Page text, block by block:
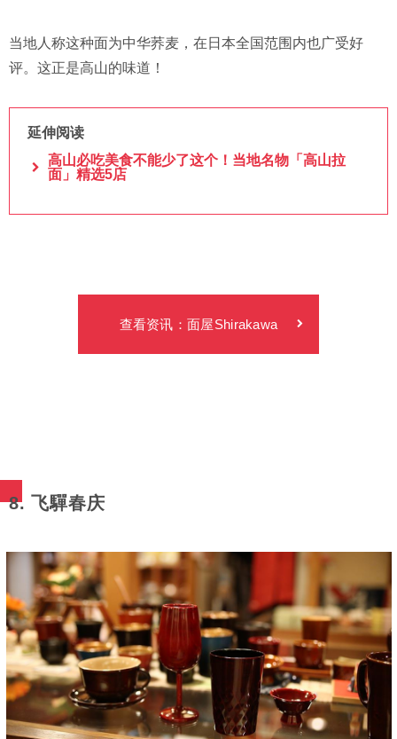
当地人称这种面为中华荞麦，在日本全国范围内也广受好
评。这正是高山的味道！
延伸阅读
高山必吃美食不能少了这个！当地名物「高山拉
面」精选5店
查看资讯：面屋Shirakawa
8. 飞驒春庆